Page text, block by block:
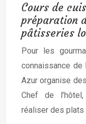
Cours de
préparation
pâtisseries
Pour les
connaissance de
Azur organise
Chef de
réaliser des plats